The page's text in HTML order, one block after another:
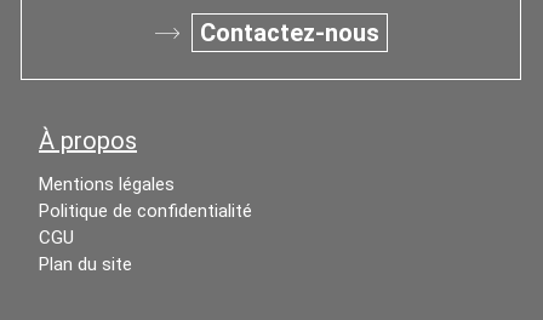
Contactez-nous
À propos
Mentions légales
Politique de confidentialité
CGU
Plan du site